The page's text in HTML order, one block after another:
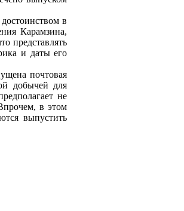
в
Карамзина,
представлять
и даты его
почтовая
добычей для
не
в этом
выпустить